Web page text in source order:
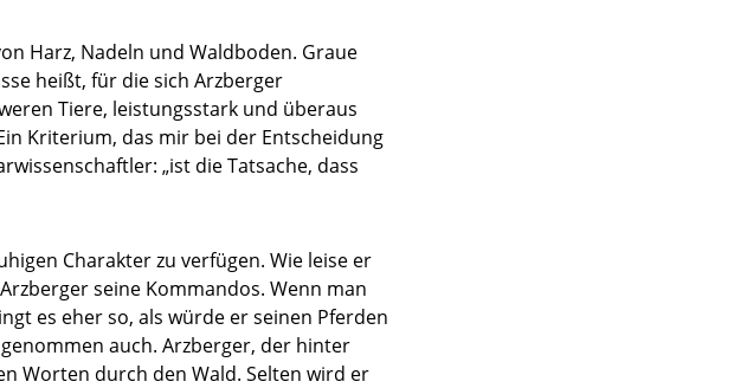
Harz, Nadeln und Waldboden. Graue
heißt, für die sich Arzberger
Tiere, leistungsstark und überaus
Kriterium, das mir bei der Entscheidung
„ist die Tatsache, dass
Charakter zu verfügen. Wie leise er
seine Kommandos. Wenn man
es eher so, als würde er seinen Pferden
auch. Arzberger, der hinter
Worten durch den Wald. Selten wird er